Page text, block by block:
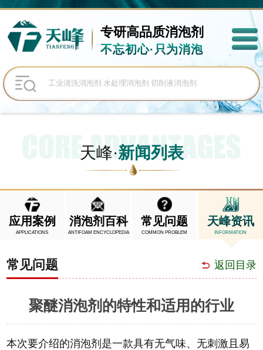
专研高品质消泡剂
不忘初心·只为消泡
天峰·新闻列表
应用案例
APPLICATIONS
消泡剂百科
ANTIFOAM ENCYCLOPEDIA
常见问题
COMMON PROBLEM
天峰资讯
INFORMATION
常见问题 返回目录
聚醚消泡剂的特性和适用的行业
本次要介绍的消泡剂是一款具有无气味、无刺激且易